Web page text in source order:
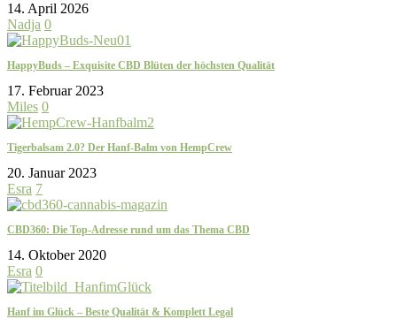
14. April 2026
Nadja 0
HappyBuds – Exquisite CBD Blüten der höchsten Qualität
17. Februar 2023
Miles 0
Tigerbalsam 2.0? Der Hanf-Balm von HempCrew
20. Januar 2023
Esra 7
CBD360: Die Top-Adresse rund um das Thema CBD
14. Oktober 2020
Esra 0
Hanf im Glück – Beste Qualität & Komplett Legal